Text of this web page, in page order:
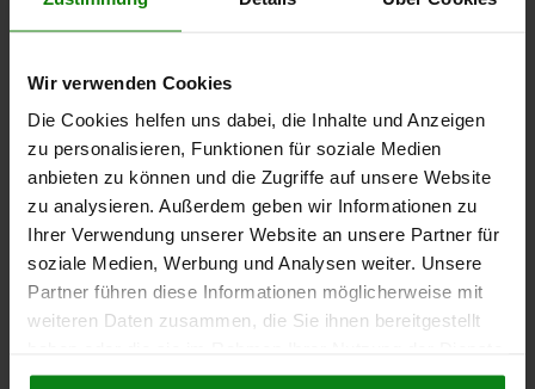
Wir verwenden Cookies
Die Cookies helfen uns dabei, die Inhalte und Anzeigen
zu personalisieren, Funktionen für soziale Medien
anbieten zu können und die Zugriffe auf unsere Website
zu analysieren. Außerdem geben wir Informationen zu
Ihrer Verwendung unserer Website an unsere Partner für
soziale Medien, Werbung und Analysen weiter. Unsere
Partner führen diese Informationen möglicherweise mit
weiteren Daten zusammen, die Sie ihnen bereitgestellt
gesammelt haben.Cookie Richtlinien
EDELSTAHL, KOMP:BOLZEN AUS EDELSTAHL
FEDERKRAFT ANFANG F1 CA. N=20
EINSCHRAUBDREHMOMENT CA. NM=1,36
AUSSCHRAUBDREHMOMENT CA. NM=0,62
Bestellnummer:03026-210
5,97 CHF
zzgl. Versandkosten
DETAILS